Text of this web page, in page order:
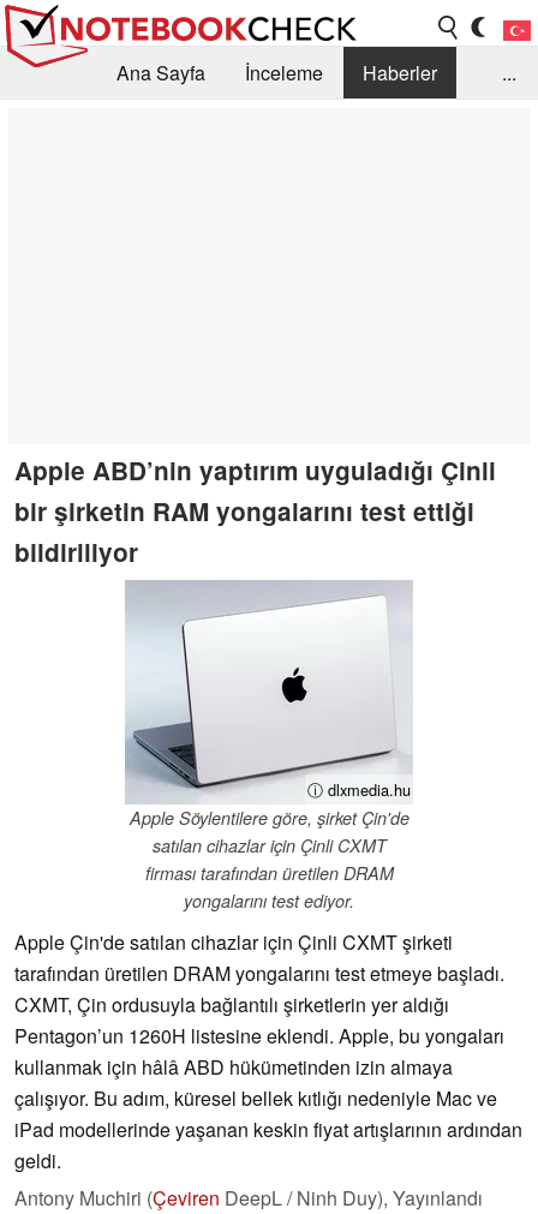
Ana Sayfa İnceleme
Haberler
...
Apple ABD’nin yaptırım uyguladığı Çinli
bir şirketin RAM yongalarını test ettiği
bildiriliyor
ⓘ dlxmedia.hu
Apple Söylentilere göre, şirket Çin'de
satılan cihazlar için Çinli CXMT
firması tarafından üretilen DRAM
yongalarını test ediyor.
Apple Çin'de satılan cihazlar için Çinli CXMT şirketi
tarafından üretilen DRAM yongalarını test etmeye başladı.
CXMT, Çin ordusuyla bağlantılı şirketlerin yer aldığı
Pentagon’un 1260H listesine eklendi. Apple, bu yongaları
kullanmak için hâlâ ABD hükümetinden izin almaya
çalışıyor. Bu adım, küresel bellek kıtlığı nedeniyle Mac ve
iPad modellerinde yaşanan keskin fiyat artışlarının ardından
geldi.
Antony Muchiri (Çeviren DeepL / Ninh Duy), Yayınlandı